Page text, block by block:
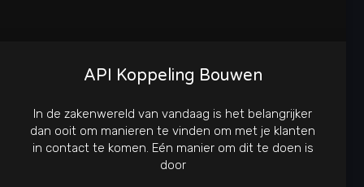
API Koppeling Bouwen
In de zakenwereld van vandaag is het belangrijker
dan ooit om manieren te vinden om met je klanten
in contact te komen. Eén manier om dit te doen is
door